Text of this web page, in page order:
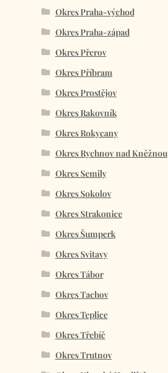
Okres Praha-východ
Okres Praha-západ
Okres Přerov
Okres Příbram
Okres Prostějov
Okres Rakovník
Okres Rokycany
Okres Rychnov nad Kněžnou
Okres Semily
Okres Sokolov
Okres Strakonice
Okres Šumperk
Okres Svitavy
Okres Tábor
Okres Tachov
Okres Teplice
Okres Třebíč
Okres Trutnov